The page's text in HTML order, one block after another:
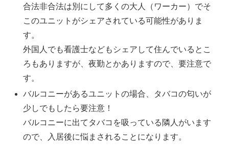
合法非合法は別にして多くの大人（ワーカー）でそ
このユニットがシェアされている可能性がありま
す。
外国人でも看護士などもシェアして住んでいるとこ
ろもありますが、夜勤とかありますので、要注意で
す。
バルコニーがあるユニットの場合、タバコの匂いが
少しでもしたら要注意！
バルコニーに出てタバコを吸っている隣人がいます
ので、入居後に悩まされることになります。